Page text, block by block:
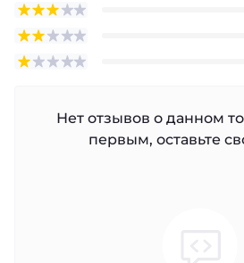
Нет отзывов о данном
первым, оставьте